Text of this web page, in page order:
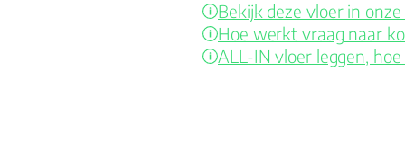
Bekijk deze vloer in
Hoe werkt vraag naar
ALL-IN vloer leggen,